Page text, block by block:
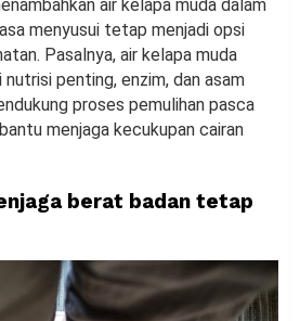
air kelapa muda dalam
menyusui tetap menjadi opsi
Pasalnya, air kelapa muda
penting, enzim, dan asam
proses pemulihan pasca
menjaga kecukupan cairan
berat badan tetap